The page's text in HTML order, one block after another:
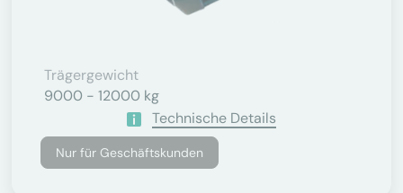
Trägergewicht
9000 - 12000 kg
Technische Details
Nur für Geschäftskunden